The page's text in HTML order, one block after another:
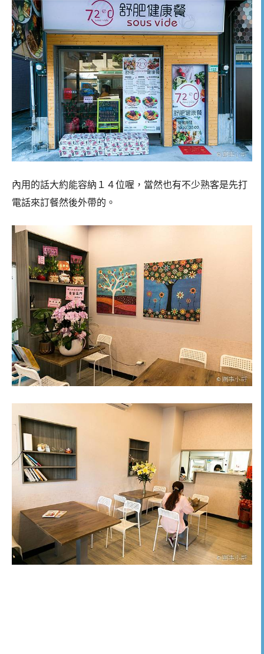
內用的話大約能容納１４位喔，當然也有不少熟客是先打
電話來訂餐然後外帶的。